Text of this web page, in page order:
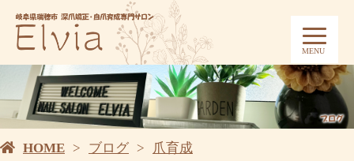
MENU
HOME ブログ
爪育成